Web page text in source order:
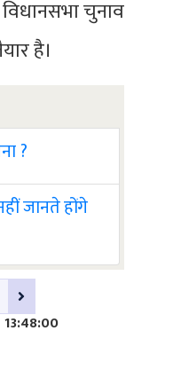
चुनाव
है।
?
जानते होंगे
13:48:00